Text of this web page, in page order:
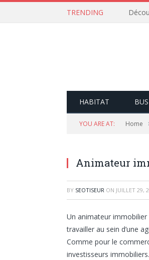
TRENDING
HABITAT
YOU ARE AT: Home
Animateur
BY SEOTISEUR ON JUILLET 29,
Un animateur
travailler au sein d’une
Comme pour le
investisseurs immobiliers.